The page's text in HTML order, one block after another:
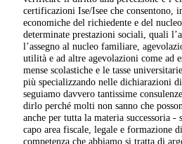
certificazioni Ise/Isee che consentono,
economiche del richiedente e del
determinate prestazioni sociali, quali
l’assegno al nucleo familiare,
utilità e ad altre agevolazioni come ad
mense scolastiche e le tasse
più specializzando nelle dichiarazioni
seguiamo davvero tantissime
dirlo perché molti non sanno che
anche per tutta la materia successoria -
capo area fiscale, legale e formazione
competenza che abbiamo si tratta di